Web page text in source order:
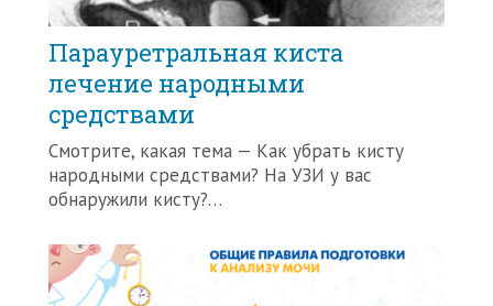
Парауретральная киста
лечение народными
средствами
Смотрите, какая тема — Как убрать кисту
народными средствами? На УЗИ у вас
обнаружили кисту?…